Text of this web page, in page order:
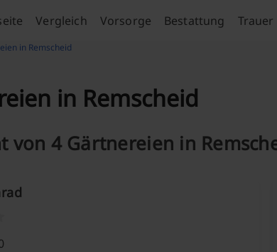
Vergleich Vorsorge Bestattung Trauer
in Remscheid
in Remscheid
von 4 Gärtnereien in